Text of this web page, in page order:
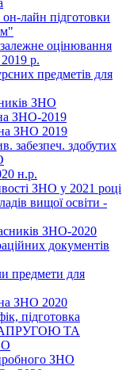
лайн підготовки
оцінювання
2019 р.
предметів для
ЗНО
ЗНО-2019
ЗНО 2019
забезпеч. здобутих
н.р.
ЗНО у 2021 році
вищої освіти -
ЗНО-2020
документів
предмети для
ЗНО 2020
підготовка
ТА
ЗНО